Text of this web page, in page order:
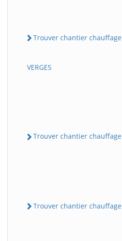
Trouver chantier chauffage
VERGES
Trouver chantier chauffage
Trouver chantier chauffage